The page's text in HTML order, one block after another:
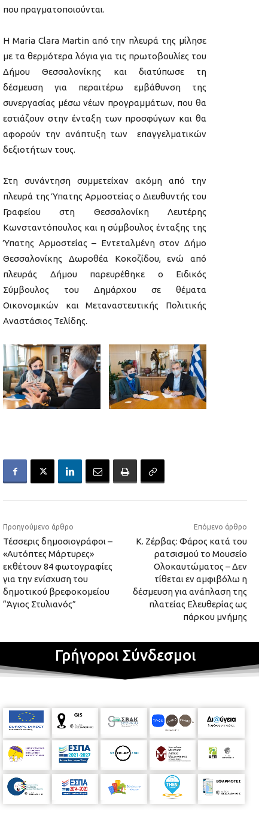
που πραγματοποιούνται.
Η Maria Clara Martin από την πλευρά της μίλησε
με τα θερμότερα λόγια για τις πρωτοβουλίες του
Δήμου Θεσσαλονίκης και διατύπωσε τη
δέσμευση για περαιτέρω εμβάθυνση της
συνεργασίας μέσω νέων προγραμμάτων, που θα
εστιάζουν στην ένταξη των προσφύγων και θα
αφορούν την ανάπτυξη των επαγγελματικών
δεξιοτήτων τους.
Στη συνάντηση συμμετείχαν ακόμη από την
πλευρά της Ύπατης Αρμοστείας ο Διευθυντής του
Γραφείου στη Θεσσαλονίκη Λευτέρης
Κωνσταντόπουλος και η σύμβουλος ένταξης της
Ύπατης Αρμοστείας – Εντεταλμένη στον Δήμο
Θεσσαλονίκης Δωροθέα Κοκοζίδου, ενώ από
πλευράς Δήμου παρευρέθηκε ο Ειδικός
Σύμβουλος του Δημάρχου σε θέματα
Οικονομικών και Μεταναστευτικής Πολιτικής
Αναστάσιος Τελίδης.
Προηγούμενο άρθρο
Τέσσερις δημοσιογράφοι –
«Αυτόπτες Μάρτυρες»
εκθέτουν 84 φωτογραφίες
για την ενίσχυση του
δημοτικού βρεφοκομείου
“Άγιος Στυλιανός”
Επόμενο άρθρο
Κ. Ζέρβας: Φάρος κατά του
ρατσισμού το Μουσείο
Ολοκαυτώματος – Δεν
τίθεται εν αμφιβόλω η
δέσμευση για ανάπλαση της
πλατείας Ελευθερίας ως
πάρκου μνήμης
Γρήγοροι Σύνδεσμοι